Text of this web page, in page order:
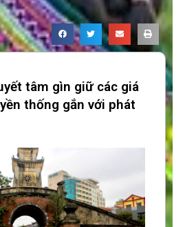
tâm gìn giữ các giá
thống gắn với phát